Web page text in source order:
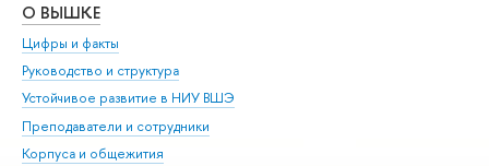
О ВЫШКЕ
Цифры и факты
Руководство и структура
Устойчивое развитие в НИУ ВШЭ
Преподаватели и сотрудники
Корпуса и общежития